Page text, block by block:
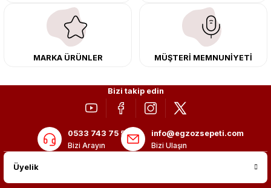
kargo ile teslimat gerçekleştiriyoruz. Aracınıza değer katmak için doğru
adres: Egzoz Sepeti.
MARKA ÜRÜNLER MÜŞTERİ MEMNUNİYETİ
Bizi takip edin
0533 743 75 56
Bizi Arayın
info@egzozsepeti.com
Bizi Ulaşın
Üyelik